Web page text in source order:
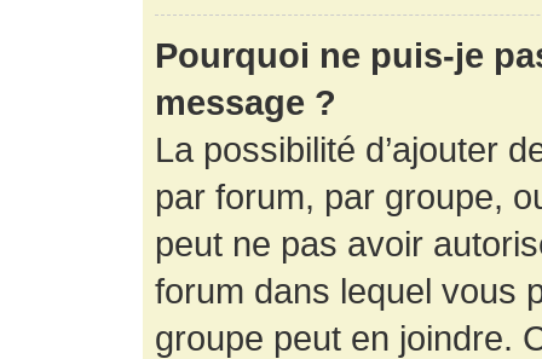
Pourquoi ne puis-je
message ?
La possibilité d’ajouter
par forum, par groupe,
peut ne pas avoir
forum dans lequel vous
groupe peut en joindre.